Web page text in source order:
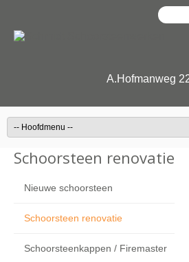
A.Hofmanweg
Schoorsteen renovatie
Nieuwe schoorsteen
Schoorsteen renovatie
Schoorsteenkappen / Firemaster